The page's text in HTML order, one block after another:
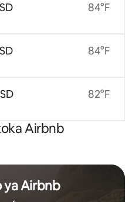
84°F
84°F
82°F
Airbnb
ya Airbnb